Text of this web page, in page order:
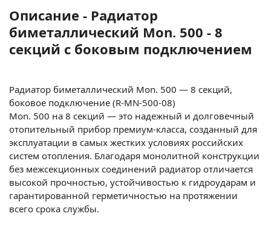
Описание - Радиатор
биметаллический Mon. 500 - 8
секций c боковым подключением
Радиатор биметаллический Mon. 500 — 8 секций,
боковое подключение (R-MN-500-08)
Mon. 500 на 8 секций — это надежный и долговечный
отопительный прибор премиум-класса, созданный для
эксплуатации в самых жестких условиях российских
систем отопления. Благодаря монолитной конструкции
без межсекционных соединений радиатор отличается
высокой прочностью, устойчивостью к гидроударам и
гарантированной герметичностью на протяжении
всего срока службы.